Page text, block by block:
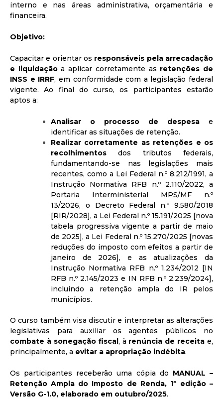
interno e nas áreas administrativa, orçamentária e
financeira.
Objetivo:
Capacitar e orientar os responsáveis pela arrecadação
e liquidaçãoa aplicar corretamente as retenções de
INSS e IRRF, em conformidade com a legislação federal
vigente. Ao final do curso, os participantes estarão
aptos a:
Analisar o processo de despesa e
identificar as situações de retenção.
Realizar corretamente as retenções e os
recolhimentos dos tributos federais,
fundamentando-se nas legislações mais
recentes, como a Lei Federal n.º 8.212/1991, a
Instrução Normativa RFB n.º 2.110/2022, a
Portaria Interministerial MPS/MF n.º
13/2026, o Decreto Federal n.º 9.580/2018
[RIR/2028], a Lei Federal n.º 15.191/2025 [nova
tabela progressiva vigente a partir de maio
de 2025], a Lei Federal n.º 15.270/2025 [novas
reduções do imposto com efeitos a partir de
janeiro de 2026], e as atualizações da
Instrução Normativa RFB n.º 1.234/2012 [IN
RFB n.º 2.145/2023 e IN RFB n.º 2.239/2024],
incluindo a retenção ampla do IR pelos
municípios.
O curso também visa discutir e interpretar as alterações
legislativas para auxiliar os agentes públicos no
combate à sonegação fiscal, à renúncia de receita e,
principalmente, a evitar a apropriação indébita.
Os participantes receberão uma cópia do MANUAL –
Retenção Ampla do Imposto de Renda, 1º edição –
Versão G-1.0, elaborado em outubro/2025.